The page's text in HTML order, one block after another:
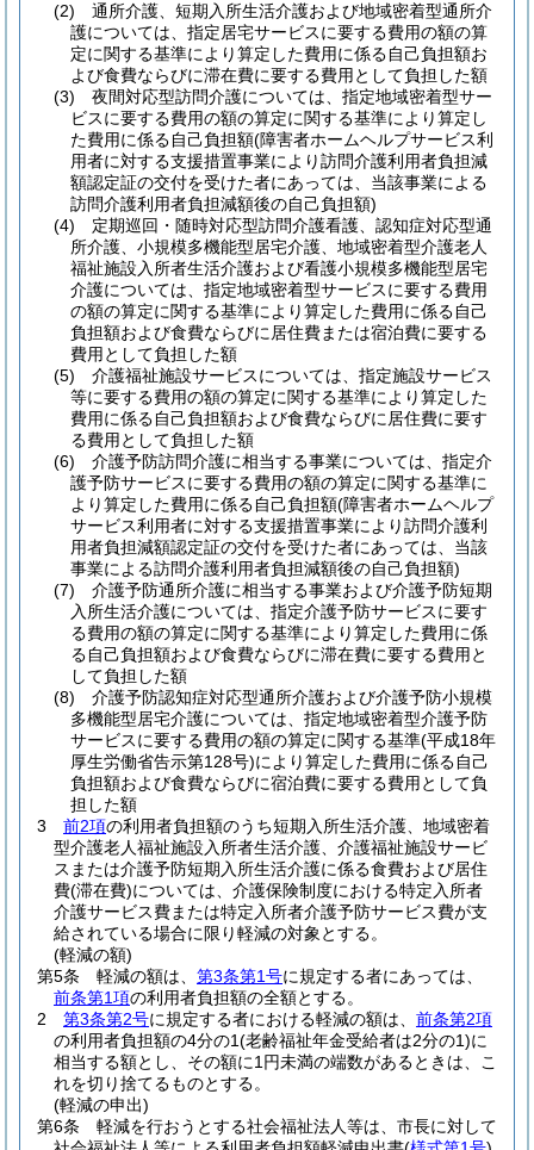
(2)
通所介護、短期入所生活介護および地域密着型通所介
護については、指定居宅サービスに要する費用の額の算
定に関する基準により算定した費用に係る自己負担額お
よび食費ならびに滞在費に要する費用として負担した額
(3)
夜間対応型訪問介護については、指定地域密着型サー
ビスに要する費用の額の算定に関する基準により算定し
た費用に係る自己負担額(障害者ホームヘルプサービス利
用者に対する支援措置事業により訪問介護利用者負担減
額認定証の交付を受けた者にあっては、当該事業による
訪問介護利用者負担減額後の自己負担額)
(4)
定期巡回・随時対応型訪問介護看護、認知症対応型通
所介護、小規模多機能型居宅介護、地域密着型介護老人
福祉施設入所者生活介護および看護小規模多機能型居宅
介護については、指定地域密着型サービスに要する費用
の額の算定に関する基準により算定した費用に係る自己
負担額および食費ならびに居住費または宿泊費に要する
費用として負担した額
(5)
介護福祉施設サービスについては、指定施設サービス
等に要する費用の額の算定に関する基準により算定した
費用に係る自己負担額および食費ならびに居住費に要す
る費用として負担した額
(6)
介護予防訪問介護に相当する事業については、指定介
護予防サービスに要する費用の額の算定に関する基準に
より算定した費用に係る自己負担額(障害者ホームヘルプ
サービス利用者に対する支援措置事業により訪問介護利
用者負担減額認定証の交付を受けた者にあっては、当該
事業による訪問介護利用者負担減額後の自己負担額)
(7)
介護予防通所介護に相当する事業および介護予防短期
入所生活介護については、指定介護予防サービスに要す
る費用の額の算定に関する基準により算定した費用に係
る自己負担額および食費ならびに滞在費に要する費用と
して負担した額
(8)
介護予防認知症対応型通所介護および介護予防小規模
多機能型居宅介護については、指定地域密着型介護予防
サービスに要する費用の額の算定に関する基準(平成18年
厚生労働省告示第128号)により算定した費用に係る自己
負担額および食費ならびに宿泊費に要する費用として負
担した額
3
前2項の利用者負担額のうち短期入所生活介護、地域密着
型介護老人福祉施設入所者生活介護、介護福祉施設サービ
スまたは介護予防短期入所生活介護に係る食費および居住
費(滞在費)については、介護保険制度における特定入所者
介護サービス費または特定入所者介護予防サービス費が支
給されている場合に限り軽減の対象とする。
(軽減の額)
第5条
軽減の額は、 第3条第1号に規定する者にあっては、
前条第1項の利用者負担額の全額とする。
2
第3条第2号に規定する者における軽減の額は、 前条第2項
の利用者負担額の4分の1(老齢福祉年金受給者は2分の1)に
相当する額とし、その額に1円未満の端数があるときは、こ
れを切り捨てるものとする。
(軽減の申出)
第6条
軽減を行おうとする社会福祉法人等は、市長に対して